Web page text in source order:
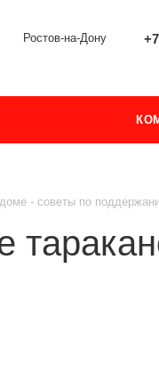
Ростов-на-Дону
- советы по